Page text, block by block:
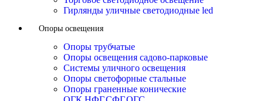
Гирлянды уличные светодиодные led
Опоры освещения
Опоры трубчатые
Опоры освещения садово-парковые
Системы уличного освещения
Опоры светофорные стальные
Опоры граненные конические